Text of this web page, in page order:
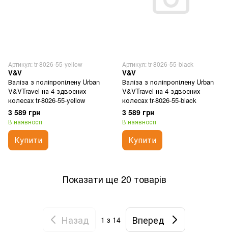
Артикул: tr-8026-55-yellow
V&V
Валіза з поліпропілену Urban
V&VTravel на 4 здвоєних
колесах tr-8026-55-yellow
3 589 грн
В наявності
Купити
Артикул: tr-8026-55-black
V&V
Валіза з поліпропілену Urban
V&VTravel на 4 здвоєних
колесах tr-8026-55-black
3 589 грн
В наявності
Купити
Показати ще 20 товарів
Назад 1 з 14 Вперед